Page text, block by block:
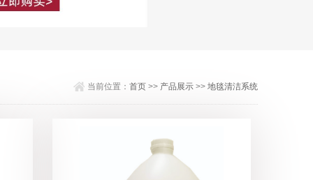
当前位置： 首页>> 产品展示>> 地毯清洁系统